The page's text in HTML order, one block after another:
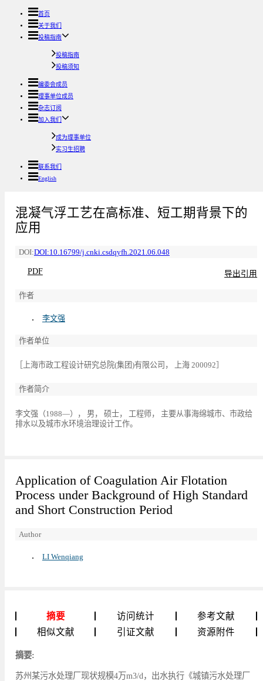
首页
关于我们
投稿指南
投稿指南
投稿须知
编委会成员
理事单位成员
杂志订阅
加入我们
成为理事单位
实习生招聘
联系我们
English
混凝气浮工艺在高标准、短工期背景下的
应用
DOI:DOI:10.16799/j.cnki.csdqyfh.2021.06.048
PDF 导出引用
作者
李文强
作者单位
［上海市政工程设计研究总院(集团)有限公司， 上海 200092］
作者简介
李文强（1988—）， 男， 硕士， 工程师， 主要从事海绵城市、市政给
排水以及城市水环境治理设计工作。
Application of Coagulation Air Flotation
Process under Background of High Standard
and Short Construction Period
Author
LI Wenqiang
摘要 访问统计
参考文献
相似文献
引证文献 资源附件
摘要:
苏州某污水处理厂现状规模4万m3/d，出水执行《城镇污水处理厂